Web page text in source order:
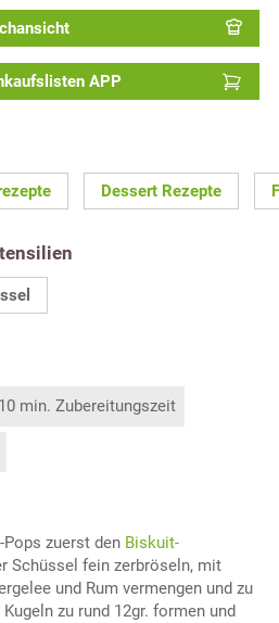
APP
Dessert Rezepte
10 min. Zubereitungszeit
Pops zuerst den Biskuit-
Schüssel fein zerbröseln, mit
und Rum vermengen und zu
zu rund 12gr. formen und